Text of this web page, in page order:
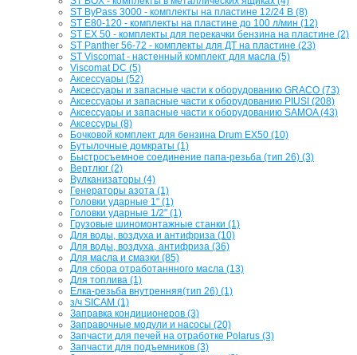
ST ByPass 3000 - комплекты на пластине 12/24 В (8)
ST E80-120 - комплекты на пластине до 100 л/мин (12)
ST EX 50 - комплекты для перекачки бензина на пластине (2)
ST Panther 56-72 - комплекты для ДТ на пластине (23)
ST Viscomat - настенный комплект для масла (5)
Viscomat DC (5)
Аксессуары (52)
Аксессуары и запасные части к оборудованию GRACO (73)
Аксессуары и запасные части к оборудованию PIUSI (208)
Аксессуары и запасные части к оборудованию SAMOA (43)
Аксессуры (8)
Бочковой комплект для бензина Drum EX50 (10)
Бутылочные домкраты (1)
Быстросъемное соединение папа-резьба (тип 26) (3)
Вертлюг (2)
Вулканизаторы (4)
Генераторы азота (1)
Головки ударные 1" (1)
Головки ударные 1/2" (1)
Грузовые шиномонтажные станки (1)
Для воды, воздуха и антифриза (10)
Для воды, воздуха, антифриза (36)
Для масла и смазки (85)
Для сбора отработаннного масла (13)
Для топлива (1)
Елка-резьба внутренняя(тип 26) (1)
з/ч SICAM (1)
Заправка кондиционеров (3)
Заправочные модули и насосы (20)
Запчасти для печей на отработке Polarus (3)
Запчасти для подъемников (3)